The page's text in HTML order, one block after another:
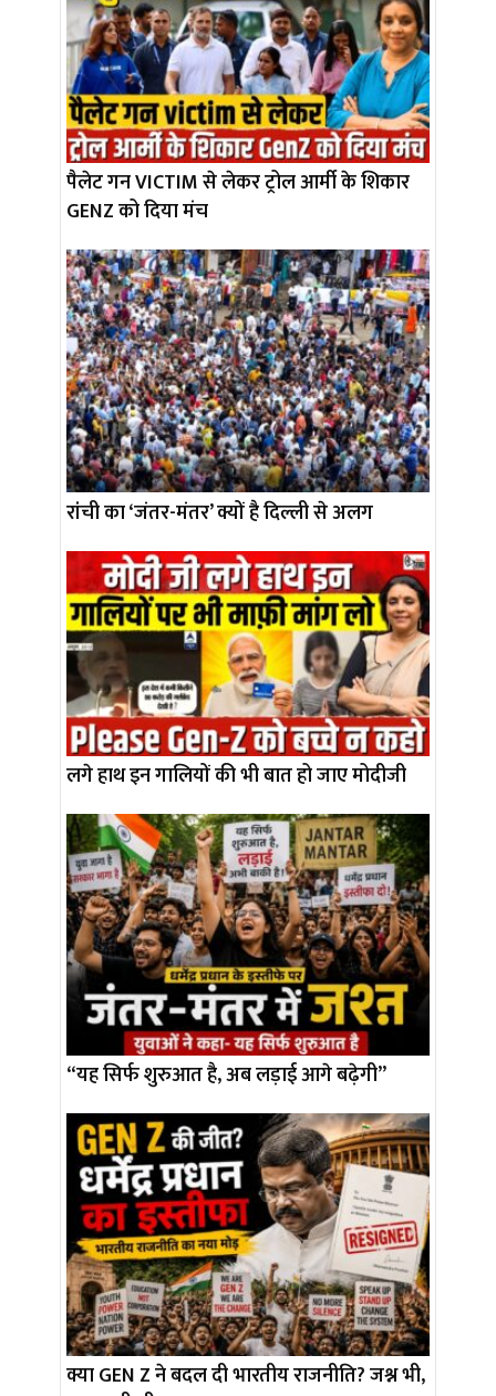
पैलेट गन VICTIM से लेकर ट्रोल आर्मी के शिकार
GENZ को दिया मंच
रांची का ‘जंतर-मंतर’ क्यों है दिल्ली से अलग
लगे हाथ इन गालियों की भी बात हो जाए मोदीजी
“यह सिर्फ शुरुआत है, अब लड़ाई आगे बढ़ेगी”
क्या GEN Z ने बदल दी भारतीय राजनीति? जश्न भी,